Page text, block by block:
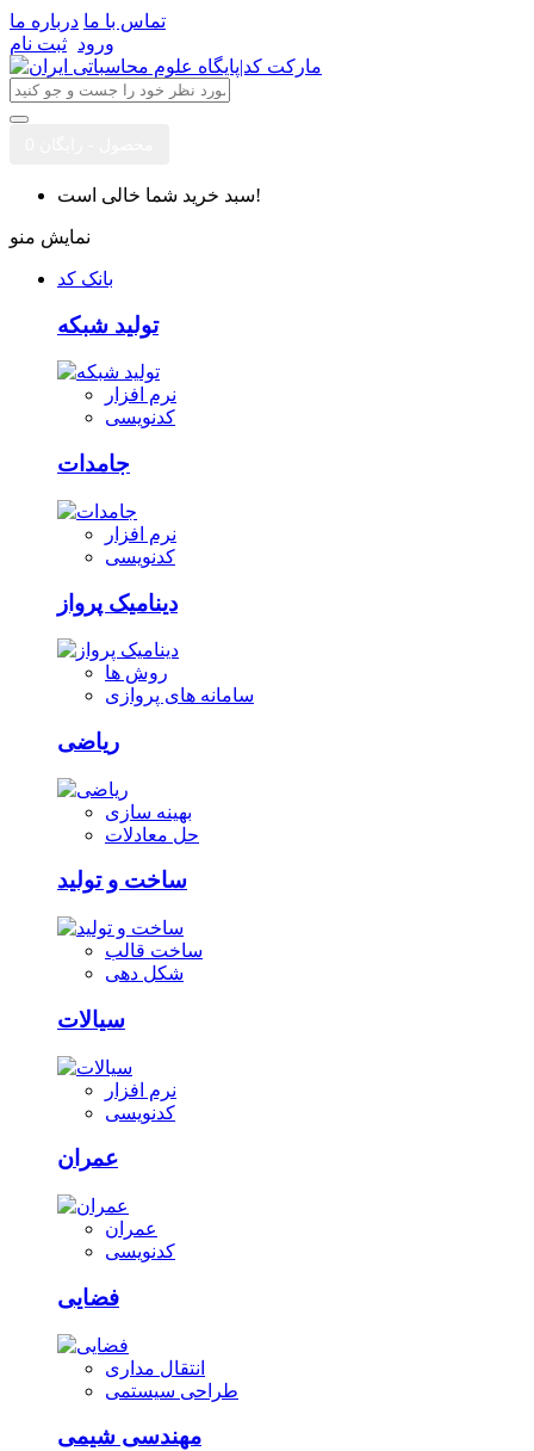
تماس با ما درباره ما
ورود ثبت نام
سبد خرید شما خالی است!
نمایش منو
بانک کد
تولید شبکه
نرم افزار
کدنویسی
جامدات
نرم افزار
کدنویسی
دینامیک پرواز
روش ها
سامانه های پروازی
ریاضی
بهینه سازی
حل معادلات
ساخت و تولید
ساخت قالب
شکل دهی
سیالات
نرم افزار
کدنویسی
عمران
عمران
کدنویسی
فضایی
انتقال مداری
طراحی سیستمی
مهندسی شیمی